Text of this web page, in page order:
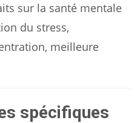
sur la santé mentale
du stress,
meilleure
spécifiques